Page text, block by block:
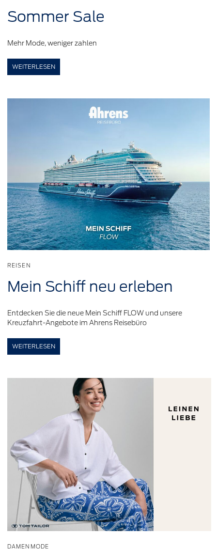
Sommer Sale
Mehr Mode, weniger zahlen
WEITERLESEN
REISEN
Mein Schiff neu erleben
Entdecken Sie die neue Mein Schiff FLOW und unsere
Kreuzfahrt-Angebote im Ahrens Reisebüro
WEITERLESEN
DAMENMODE